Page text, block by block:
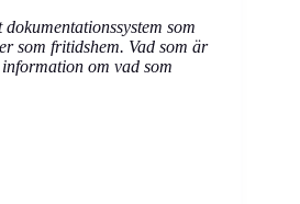
som
som fritidshem. Vad som är
om vad som